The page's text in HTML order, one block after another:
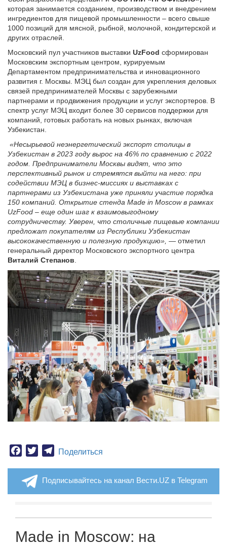
которая занимается созданием, производством и внедрением
ингредиентов для пищевой промышленности – всего свыше
1000 позиций для мясной, рыбной, молочной, кондитерской и
других отраслей.
Московский пул участников выставки UzFood сформирован
Московским экспортным центром, курируемым
Департаментом предпринимательства и инновационного
развития г. Москвы. МЭЦ был создан для укрепления деловых
связей предпринимателей Москвы с зарубежными
партнерами и продвижения продукции и услуг экспортеров. В
спектр услуг МЭЦ входит более 30 сервисов поддержки для
компаний, готовых работать на новых рынках, включая
Узбекистан.
«Несырьевой неэнергетический экспорт столицы в
Узбекистан в 2023 году вырос на 46% по сравнению с 2022
годом. Предприниматели Москвы видят, что это
перспективный рынок и стремятся выйти на него: при
содействии МЭЦ в бизнес-миссиях и выставках с
партнерами из Узбекистана уже приняли участие порядка
150 компаний. Открытие стенда Made in Moscow в рамках
UzFood – еще один шаг к взаимовыгодному
сотрудничеству. Уверен, что столичные пищевые компании
предложат покупателям из Республики Узбекистан
высококачественную и полезную продукцию», — отметил
генеральный директор Московского экспортного центра
Виталий Степанов
Facebook
TwitterTelegram
Поделиться
Подписывайтесь на канал Вести.UZ в Telegram
Made in Moscow: на